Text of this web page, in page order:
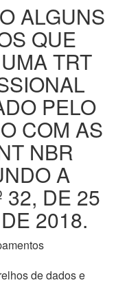
ALGUNS
QUE
TRT
PELO
COM AS
NBR
A
32, DE 25
2018.
de dados e